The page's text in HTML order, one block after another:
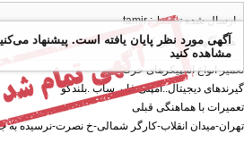
ارسال شده توسط : tamir
همه آگهی های این کاربر
تعمیر انواع اسپیکرهای حرفه ای
گیرندهای دیجیتال..امپلی فایر.ساب .بلندگو
‌‌تعمیرات با هماهنگی قبلی
تهران-میدان انقلاب-کارگر شمالی-خ نصرت-نرسیده به
آگهی مورد نظر پایان یافته است. پیشنهاد
مشاهده کنید